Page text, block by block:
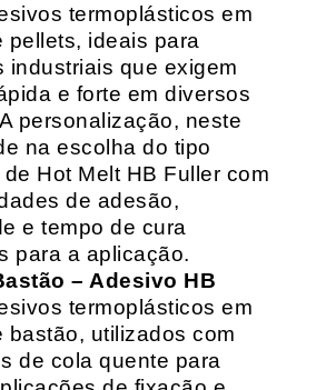
termoplásticos em
pellets, ideais para
industriais que exigem
e forte em diversos
personalização, neste
na escolha do tipo
Hot Melt HB Fuller com
de adesão,
e tempo de cura
para a aplicação.
– Adesivo HB
termoplásticos em
bastão, utilizados com
de cola quente para